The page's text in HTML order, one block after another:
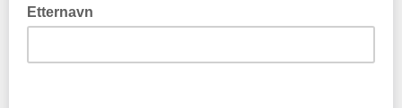
Etternavn